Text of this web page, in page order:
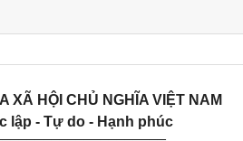
XÃ HỘI CHỦ NGHĨA VIỆT NAM
lập - Tự do - Hạnh phúc